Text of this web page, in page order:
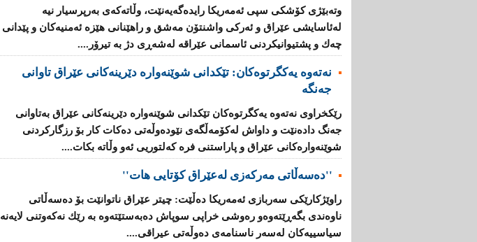
وتەبێژی كۆشكی سپی ئەمەریكا رایدەگەیەنێت، وڵاتەكەی بەرپرسیار نیە
لەئاسایشی عێراق‌ و ئەركی واشنتۆن مەشق‌ و راهێنانی هێزە ئەمنیەكان‌ و پێدانی
چەك‌ و پشتیوانیكردنی ئاسمانی عێراقە لەشەڕی دژ بە تیرۆر....
نەتەوە یەکگرتوەکان: تێكدانی شوێنەوارە دێرینەكانی عێراق تاوانی
جەنگە
رێكخراوی نەتەوە یەكگرتوەكان تێكدانی شوێنەوارە دێرینەكانی عێراق بەتاوانی
جەنگ دادەنێت‌ و داواش لەكۆمەڵگەی نێودەوڵەتی دەكات كار بۆ رزگاركردنی
شوێنەوارەكانی عێراق و پاراستنی فرە كەلتوریی ئەو وڵاتە بكات....
''دەسەڵاتی مەركەزی لەعێراق كۆتایی هات''
راوێژكارێكی سەربازی ئەمەریكا دەڵێت: چیتر عێراق ناتوانێت بۆ دەسەڵاتی
ناوەندی بگەڕێتەوەو رەوشی خراپی سوپاش دەبەستێتەوە بە رێك نەكەوتنی لایەنە
سیاسییەكان لەسەر ناسنامەی دەوڵەتی عیراقی....